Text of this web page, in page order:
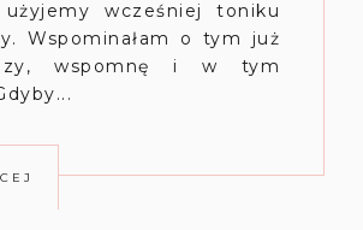
wcześniej toniku
Wspominałam o tym już
wspomnę i w tym